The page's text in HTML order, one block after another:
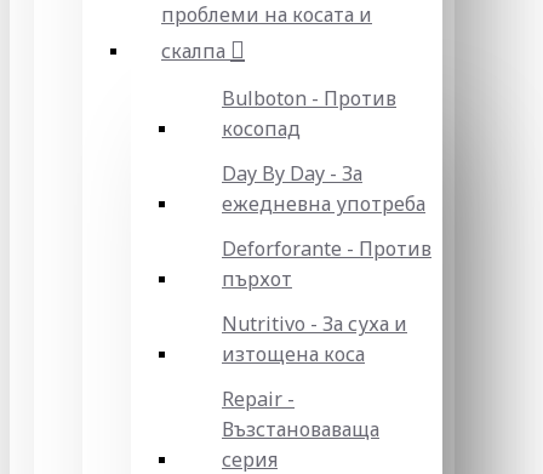
проблеми на косата и
скалпа
Bulboton - Против
косопад
Day By Day - За
ежедневна употреба
Deforforante - Против
пърхот
Nutritivo - За суха и
изтощена коса
Repair -
Възстановаваща
серия